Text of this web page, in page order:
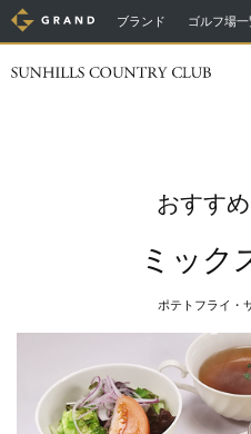
ブランド ゴルフ場
おすす
ミック
ポテトフライ・